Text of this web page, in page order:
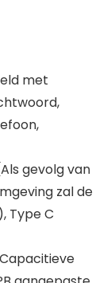
met
gevolg van
zal de
Type C